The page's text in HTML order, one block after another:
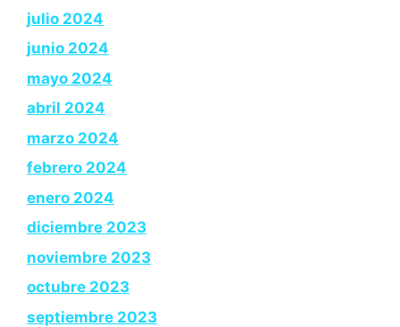
julio 2024
junio 2024
mayo 2024
abril 2024
marzo 2024
febrero 2024
enero 2024
diciembre 2023
noviembre 2023
octubre 2023
septiembre 2023